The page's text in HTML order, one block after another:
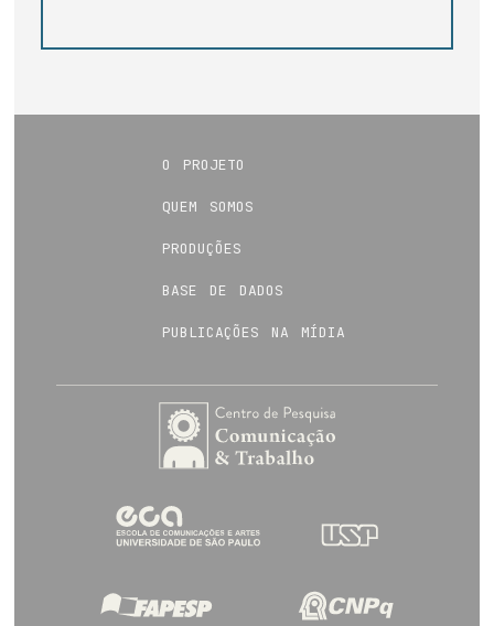
o projeto
quem somos
produções
base de dados
publicações na mídia